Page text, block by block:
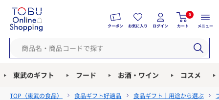
クーポン お気に入り ログイン
0
カート メニュー
東武のギフト フード お酒・ワイン コスメ
TOP（東武の食品） 食品ギフト好適品 食品ギフト｜用途から選ぶ